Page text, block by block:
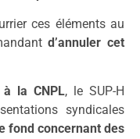
ces éléments au
d’annuler cet
à la CNPL, le SUP-H
syndicales
fond concernant des